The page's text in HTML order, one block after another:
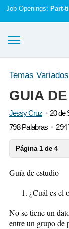
Job Openings: Part-
Ensayos y
Registrarse
Iniciar sesión
Temas Variados
GUIA
Jessy Cruz
20 de
798 Palabras
294
Página 1 de 4
Guía de estudio
¿Cuál es el
No se tiene un
entre un grupo de